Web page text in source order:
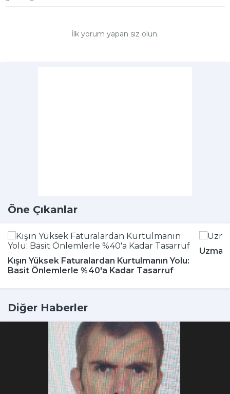
İlk yorum yapan siz olun.
Öne Çıkanlar
Kışın Yüksek Faturalardan Kurtulmanın Yolu:
Basit Önlemlerle %40'a Kadar Tasarruf
Diğer Haberler